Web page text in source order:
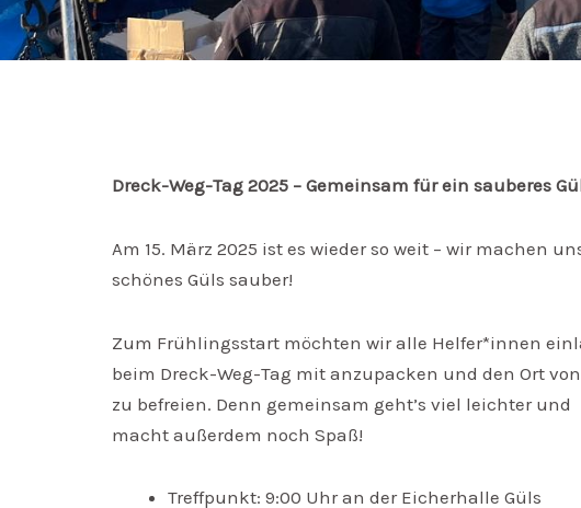
Dreck-Weg-Tag 2025 – Gemeinsam für ein sauberes
Am 15. März 2025 ist es wieder so weit – wir machen
schönes Güls sauber!
Zum Frühlingsstart möchten wir alle Helfer*innen
beim Dreck-Weg-Tag mit anzupacken und den Ort
zu befreien. Denn gemeinsam geht’s viel leichter und
macht außerdem noch Spaß!
Treffpunkt: 9:00 Uhr an der Eicherhalle Güls